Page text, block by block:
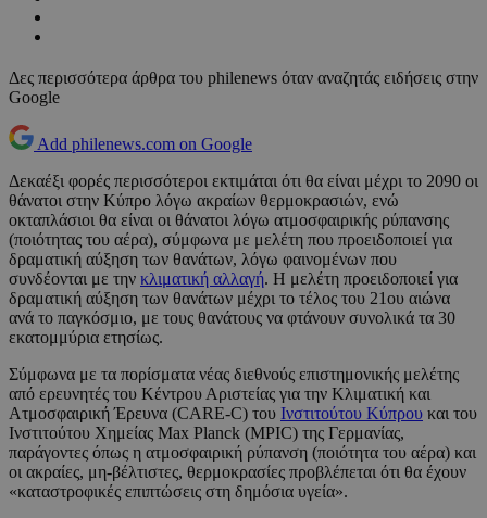
Δες περισσότερα άρθρα του philenews όταν αναζητάς ειδήσεις στην
Google
Add philenews.com on Google
Δεκαέξι φορές περισσότεροι εκτιμάται ότι θα είναι μέχρι το 2090 οι
θάνατοι στην Κύπρο λόγω ακραίων θερμοκρασιών, ενώ
οκταπλάσιοι θα είναι οι θάνατοι λόγω ατμοσφαιρικής ρύπανσης
(ποιότητας του αέρα), σύμφωνα με μελέτη που προειδοποιεί για
δραματική αύξηση των θανάτων, λόγω φαινομένων που
συνδέονται με την κλιματική αλλαγή. Η μελέτη προειδοποιεί για
δραματική αύξηση των θανάτων μέχρι το τέλος του 21ου αιώνα
ανά το παγκόσμιο, με τους θανάτους να φτάνουν συνολικά τα 30
εκατομμύρια ετησίως.
Σύμφωνα με τα πορίσματα νέας διεθνούς επιστημονικής μελέτης
από ερευνητές του Κέντρου Αριστείας για την Κλιματική και
Ατμοσφαιρική Έρευνα (CARE-C) του Ινστιτούτου Κύπρου και του
Ινστιτούτου Χημείας Max Planck (MPIC) της Γερμανίας,
παράγοντες όπως η ατμοσφαιρική ρύπανση (ποιότητα του αέρα) και
οι ακραίες, μη-βέλτιστες, θερμοκρασίες προβλέπεται ότι θα έχουν
«καταστροφικές επιπτώσεις στη δημόσια υγεία».